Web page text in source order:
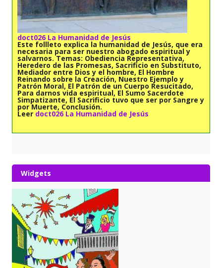
doct026 La Humanidad de Jesús
Este follleto explica la humanidad de Jesús, que era
necesaria para ser nuestro abogado espiritual y
salvarnos.Temas: Obediencia Representativa,
Heredero de las Promesas, Sacrificio en Substituto,
Mediador entre Dios y el hombre, El Hombre
Reinando sobre la Creación, Nuestro Ejemplo y
Patrón Moral, El Patrón de un Cuerpo Resucitado,
Para darnos vida espiritual, El Sumo Sacerdote
Simpatizante, El Sacrificio tuvo que ser por Sangre y
por Muerte, Conclusión.
Leer doct026 La Humanidad de Jesús
Widgets